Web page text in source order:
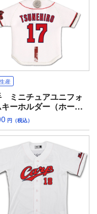
産
ミニチュアユニフォ
ーホルダー（ホー
円（税込）